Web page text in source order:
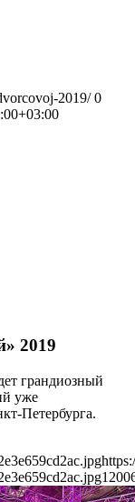
2019/ 0
2019
грандиозный
уже
Петербурга.
1200